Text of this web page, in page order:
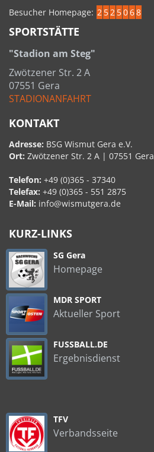
Besucher Homepage: 2 52 5068
SPORTSTÄTTE
"Stadion am Steg"
Zwötzener Str. 2 A
07551 Gera
STADIONANFAHRT
KONTAKT
Adresse: BSG Wismut Gera e.V.
Ort: Zwötzener Str. 2 A | 07551 Gera
Telefon: +49 (0)365 - 37340
Telefax: +49 (0)365 - 551 2875
E-Mail: info@wismutgera.de
KURZ-LINKS
SG Gera
Homepage
MDR SPORT
Aktueller Sport
FUSSBALL.DE
Ergebnisdienst
TFV
Verbandsseite